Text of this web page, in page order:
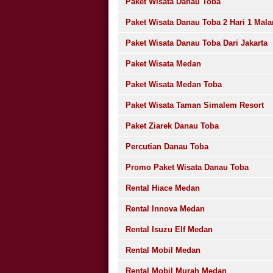
Paket Wisata Danau Toba 2 Hari 1
Paket Wisata Danau Toba Dari Jakarta
Paket Wisata Medan
Paket Wisata Medan Toba
Paket Wisata Taman Simalem Resort
Paket Ziarek Danau Toba
Percutian Danau Toba
Promo Paket Wisata Danau Toba
Rental Hiace Medan
Rental Innova Medan
Rental Isuzu Elf Medan
Rental Mobil Medan
Rental Mobil Murah Medan